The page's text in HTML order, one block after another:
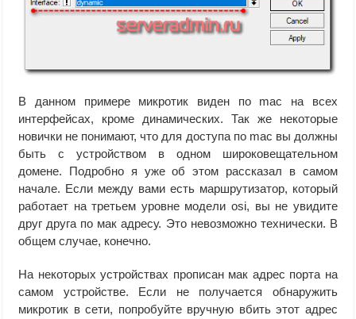
В данном примере микротик виден по mac на всех
интерфейсах, кроме динамических. Так же некоторые
новички не понимают, что для доступа по mac вы должны
быть с устройством в одном широковещательном
домене. Подробно я уже об этом рассказал в самом
начале. Если между вами есть маршрутизатор, который
работает на третьем уровне модели osi, вы не увидите
друг друга по мак адресу. Это невозможно технически. В
общем случае, конечно.
На некоторых устройствах прописан мак адрес порта на
самом устройстве. Если не получается обнаружить
микротик в сети, попробуйте вручную вбить этот адрес